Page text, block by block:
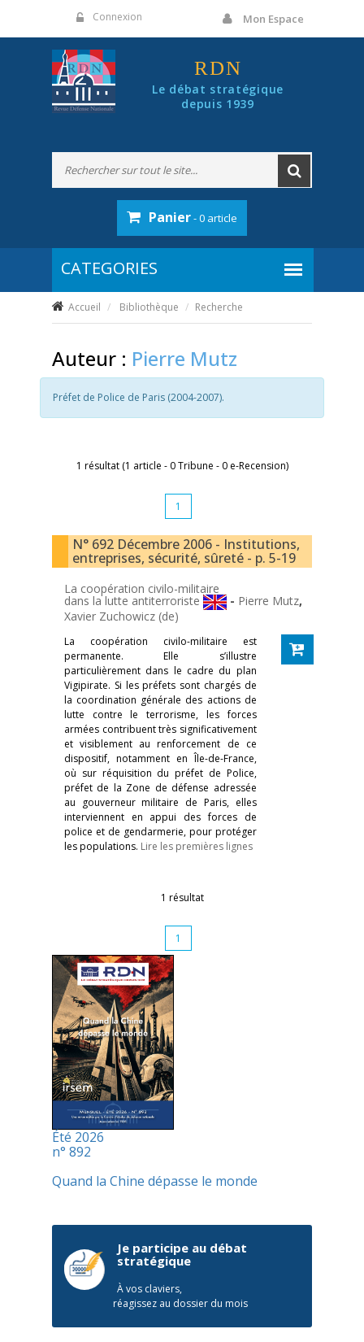
Connexion Mon Espace
RDN
Le débat stratégique
depuis 1939
Panier- 0 article
Accueil Bibliothèque Recherche
Auteur : Pierre Mutz
Préfet de Police de Paris (2004-2007).
1 résultat (1 article - 0 Tribune - 0 e-Recension)
1
N° 692 Décembre 2006 - Institutions,
entreprises, sécurité, sûreté - p. 5-19
La coopération civilo-militaire
dans la lutte antiterroriste
- Pierre Mutz,
Xavier Zuchowicz (de)
La coopération civilo-militaire est
permanente. Elle s’illustre
particulièrement dans le cadre du plan
Vigipirate. Si les préfets sont chargés de
la coordination générale des actions de
lutte contre le terrorisme, les forces
armées contribuent très significativement
et visiblement au renforcement de ce
dispositif, notamment en Île-de-France,
où sur réquisition du préfet de Police,
préfet de la Zone de défense adressée
au gouverneur militaire de Paris, elles
interviennent en appui des forces de
police et de gendarmerie, pour protéger
les populations. Lire les premières lignes
1 résultat
1
Été 2026
n° 892
Quand la Chine dépasse le monde
Je participe au débat
stratégique
À vos claviers,
réagissez au dossier du mois